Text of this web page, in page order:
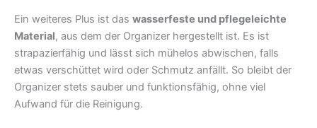
Ein weiteres Plus ist das wasserfeste und pflegeleichte
Material, aus dem der Organizer hergestellt ist. Es ist
strapazierfähig und lässt sich mühelos abwischen, falls
etwas verschüttet wird oder Schmutz anfällt. So bleibt der
Organizer stets sauber und funktionsfähig, ohne viel
Aufwand für die Reinigung.